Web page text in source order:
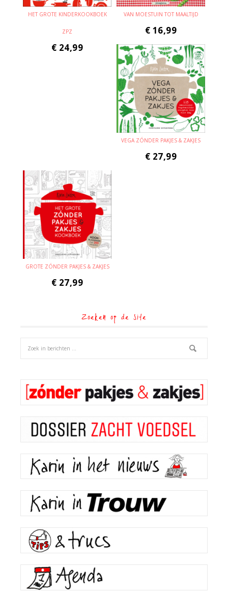
HET GROTE KINDERKOOKBOEK
ZPZ
€ 24,99
VAN MOESTUIN TOT MAALTIJD
€ 16,99
VEGA ZÓNDER PAKJES & ZAKJES
€ 27,99
GROTE ZÓNDER PAKJES & ZAKJES
€ 27,99
Zoeken op de site